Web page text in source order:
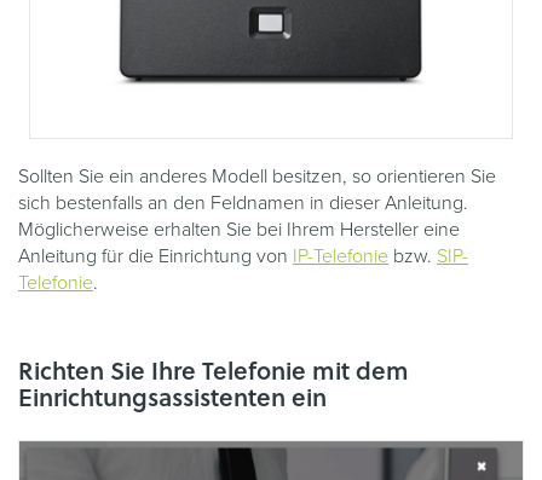
Sollten Sie ein anderes Modell besitzen, so orientieren Sie
sich bestenfalls an den Feldnamen in dieser Anleitung.
Möglicherweise erhalten Sie bei Ihrem Hersteller eine
Anleitung für die Einrichtung von IP-Telefonie bzw. SIP-
Telefonie.
Richten Sie Ihre Telefonie mit dem
Einrichtungsassistenten ein